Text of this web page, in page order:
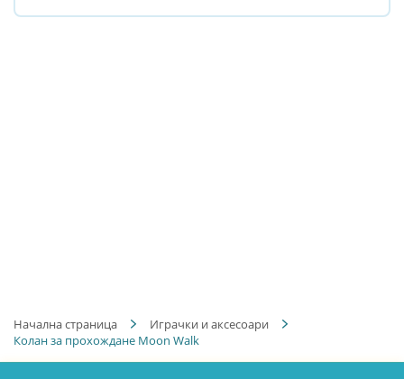
Начална страница
Играчки и аксесоари
Колан за прохождане Moon Walk